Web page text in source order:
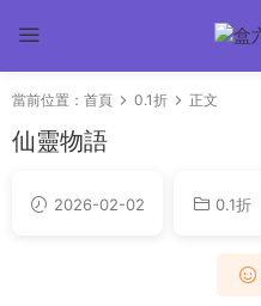
當前位置： 首頁 0.1折 正文
仙靈物語
2026-02-02 0.1折